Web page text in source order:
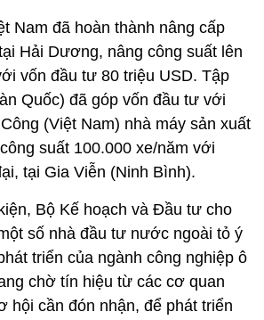
Nam đã hoàn thành nâng cấp
Hải Dương, nâng công suất lên
vốn đầu tư 80 triệu USD. Tập
Quốc) đã góp vốn đầu tư với
(Việt Nam) nhà máy sản xuất
suất 100.000 xe/năm với
tại Gia Viễn (Ninh Bình).
Bộ Kế hoạch và Đầu tư cho
số nhà đầu tư nước ngoài tỏ ý
triển của ngành công nghiệp ô
chờ tín hiệu từ các cơ quan
hội cần đón nhận, để phát triển